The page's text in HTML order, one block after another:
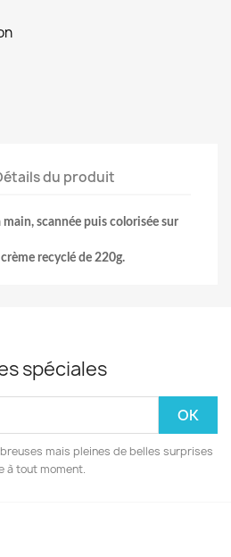
du produit
main, scannée puis colorisée sur
recyclé de 220g.
spéciales
mais pleines de belles surprises
à tout moment.